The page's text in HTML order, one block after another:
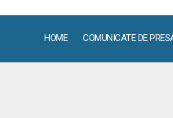
HOME COMUNICATE DE